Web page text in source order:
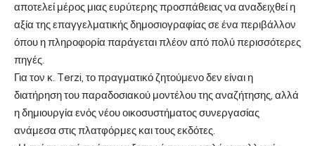
αποτελεί μέρος μιας ευρύτερης προσπάθειας να αναδειχθεί η
αξία της επαγγελματικής δημοσιογραφίας σε ένα περιβάλλον
όπου η πληροφορία παράγεται πλέον από πολύ περισσότερες
πηγές.
Για τον κ. Terzi, το πραγματικό ζητούμενο δεν είναι η
διατήρηση του παραδοσιακού μοντέλου της αναζήτησης, αλλά
η δημιουργία ενός νέου οικοσυστήματος συνεργασίας
ανάμεσα στις πλατφόρμες και τους εκδότες.